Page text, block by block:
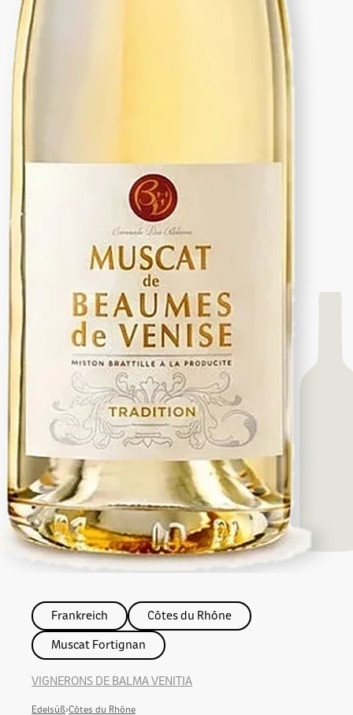
Frankreich Côtes du Rhône
Muscat Fortignan
VIGNERONS DE BALMA VENITIA
Edelsüß›Côtes du Rhône